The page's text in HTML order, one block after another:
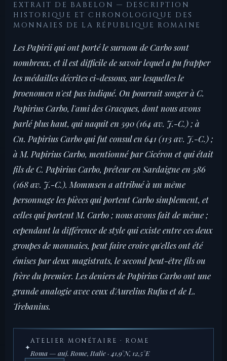
EXTRAIT DE BABELON — DESCRIPTION
HISTORIQUE ET CHRONOLOGIQUE DES
MONNAIES DE LA RÉPUBLIQUE ROMAINE
Les Papirii qui ont porté le surnom de Carbo sont
nombreux, et il est difficile de savoir lequel a pu frapper
les médailles décrites ci-dessous, sur lesquelles le
proenomen n'est pas indiqué. On pourrait songer à C.
Papirius Carbo, l'ami des Gracques, dont nous avons
parlé plus haut, qui naquit en 590 (164 av. J.-C.) ; à
Cn. Papirius Carbo qui fut consul en 641 (113 av. J.-C.) ;
à M. Papirius Carbo, mentionné par Cicéron et qui était
fils de C. Papirius Carbo, préteur en Sardaigne en 586
(168 av. J.-C.). Mommsen a attribué à un même
personnage les pièces qui portent Carbo simplement, et
celles qui portent M. Carbo ; nous avons fait de même ;
cependant la différence de style qui existe entre ces deux
groupes de monnaies, peut faire croire qu'elles ont été
émises par deux magistrats, le second peut-être fils ou
frère du premier. Les deniers de Papirius Carbo ont une
grande analogie avec ceux d'Aurelius Rufus et de L.
Trebanius.
✦
ATELIER MONÉTAIRE · ROME
Roma — auj. Rome, Italie · 41,9°N, 12,5°E